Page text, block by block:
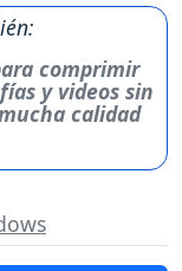
comprimir
y videos sin
calidad